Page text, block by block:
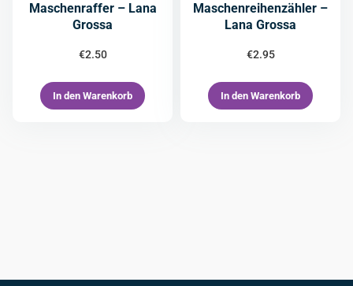
Maschenraffer – Lana
Grossa
€2.50
In den Warenkorb
Maschenreihenzähler –
Lana Grossa
€2.95
In den Warenkorb